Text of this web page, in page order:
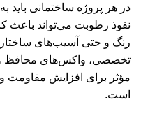
در هر پروژه ساختمانی
نفوذ رطوبت می‌تواند باعث
رنگ و حتی آسیب‌های
تخصصی، واکس‌های محافظ و
مؤثر برای افزایش
است.